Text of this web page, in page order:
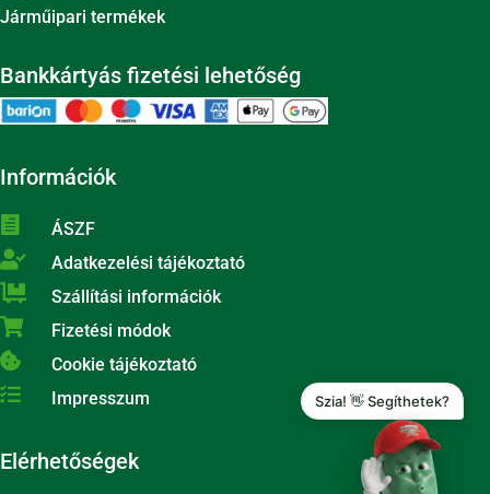
Járműipari termékek
Bankkártyás fizetési lehetőség
Információk

ÁSZF

Adatkezelési tájékoztató

Szállítási információk

Fizetési módok

Cookie tájékoztató

Impresszum
Elérhetőségek
Szia! 👋 Segíthetek?